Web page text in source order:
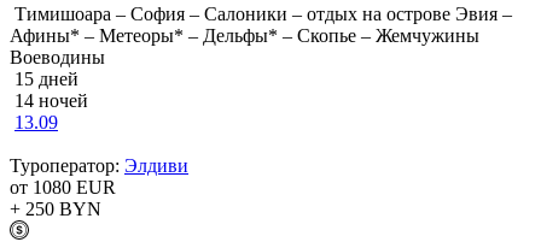
Тимишоара – София – Салоники – отдых на острове Эвия –
Афины* – Метеоры* – Дельфы* – Скопье – Жемчужины
Воеводины
15 дней
14 ночей
13.09
Туроператор: Элдиви
от 1080 EUR
+ 250 BYN